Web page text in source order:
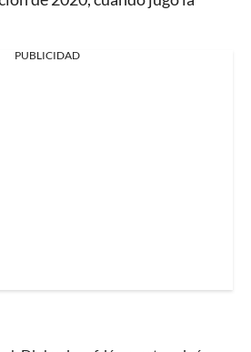
PUBLICIDAD